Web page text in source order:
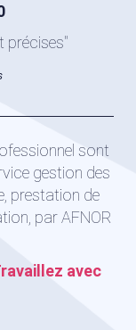
précises"
sont
gestion des
prestation de
par AFNOR
avec